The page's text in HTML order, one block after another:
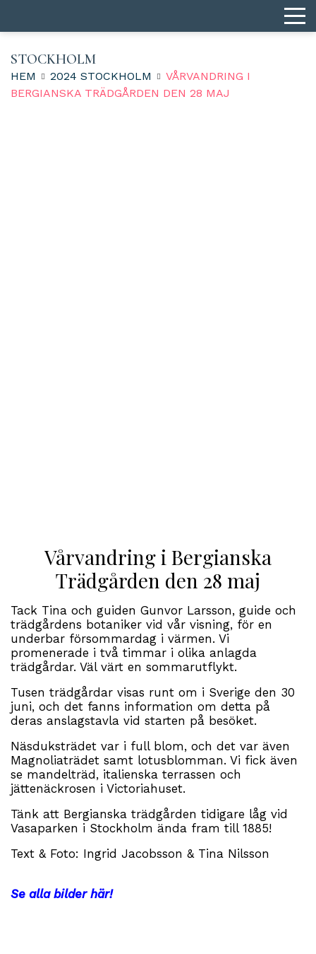
STOCKHOLM
HEM 2024 STOCKHOLM
VÅRVANDRING I
BERGIANSKA TRÄDGÅRDEN DEN 28 MAJ
Vårvandring i Bergianska
Trädgården den 28 maj
Tack Tina och guiden Gunvor Larsson, guide och
trädgårdens botaniker vid vår visning, för en
underbar försommardag i värmen. Vi
promenerade i två timmar i olika anlagda
trädgårdar. Väl värt en sommarutflykt.
Tusen trädgårdar visas runt om i Sverige den 30
juni, och det fanns information om detta på
deras anslagstavla vid starten på besöket.
Näsduksträdet var i full blom, och det var även
Magnoliaträdet samt lotusblomman. Vi fick även
se mandelträd, italienska terrassen och
jättenäckrosen i Victoriahuset.
Tänk att Bergianska trädgården tidigare låg vid
Vasaparken i Stockholm ända fram till 1885!
Text & Foto: Ingrid Jacobsson & Tina Nilsson
Se alla bilder här!